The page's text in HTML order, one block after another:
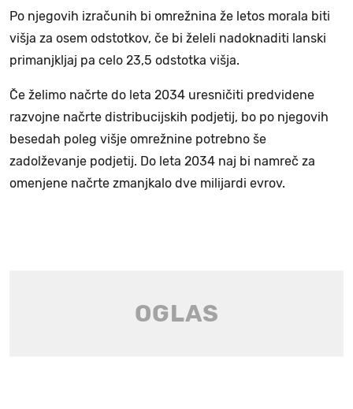
Po njegovih izračunih bi omrežnina že letos morala biti
višja za osem odstotkov, če bi želeli nadoknaditi lanski
primanjkljaj pa celo 23,5 odstotka višja.
Če želimo načrte do leta 2034 uresničiti predvidene
razvojne načrte distribucijskih podjetij, bo po njegovih
besedah poleg višje omrežnine potrebno še
zadolževanje podjetij. Do leta 2034 naj bi namreč za
omenjene načrte zmanjkalo dve milijardi evrov.